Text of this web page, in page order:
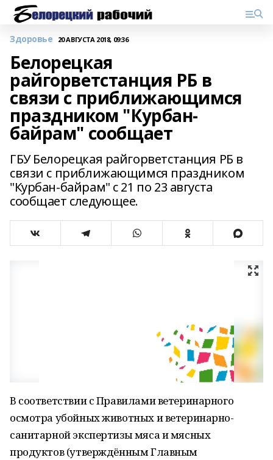
Здоровье 20 АВГУСТА 2018, 09:36
Белорецкая
райгорветстанция РБ в
связи с приближающимся
праздником "Курбан-
байрам" сообщает
ГБУ Белорецкая райгорветстанция РБ в
связи с приближающимся праздником
"Курбан-байрам" с 21 по 23 августа
сообщает следующее.
В соответствии с Правилами ветеринарного
осмотра убойных животных и ветеринарно-
санитарной экспертизы мяса и мясных
продуктов (утверждённым Главным